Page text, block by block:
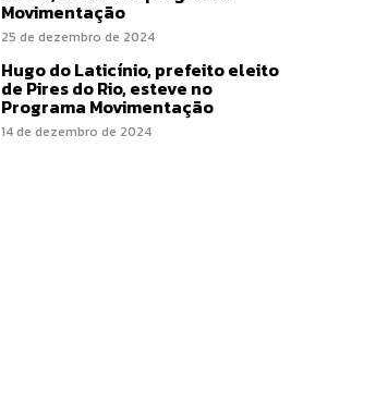
Movimentação
25 de dezembro de 2024
Hugo do Laticínio, prefeito eleito
de Pires do Rio, esteve no
Programa Movimentação
14 de dezembro de 2024